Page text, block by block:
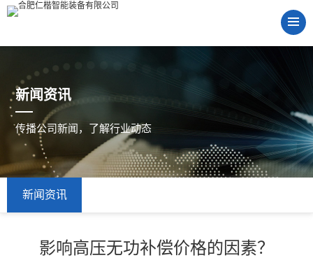
新闻资讯
传播公司新闻，了解行业动态
新闻资讯
影响高压无功补偿价格的因素？